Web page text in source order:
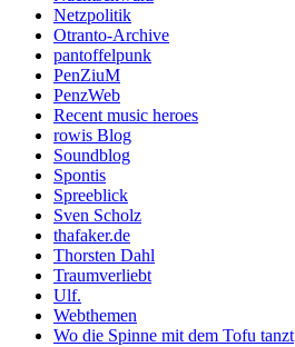
Netzpolitik
Otranto-Archive
pantoffelpunk
PenZiuM
PenzWeb
Recent music heroes
rowis Blog
Soundblog
Spontis
Spreeblick
Sven Scholz
thafaker.de
Thorsten Dahl
Traumverliebt
Ulf.
Webthemen
Wo die Spinne mit dem Tofu tanzt